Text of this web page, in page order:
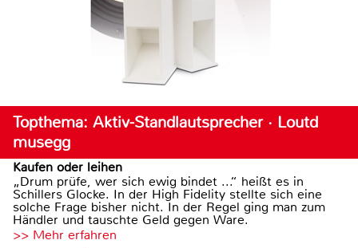
Topthema: Aktiv-Standlautsprecher · Loutd
musegg
Kaufen oder leihen
„Drum prüfe, wer sich ewig bindet ...“ heißt es in
Schillers Glocke. In der High Fidelity stellte sich eine
solche Frage bisher nicht. In der Regel ging man zum
Händler und tauschte Geld gegen Ware.
>> Mehr erfahren